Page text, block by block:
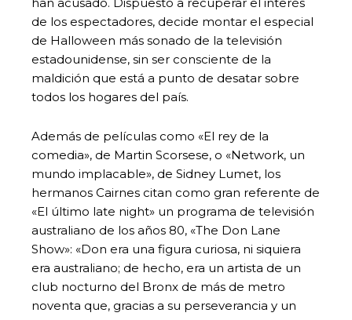
de los espectadores, decide montar el especial
de Halloween más sonado de la televisión
estadounidense, sin ser consciente de la
maldición que está a punto de desatar sobre
todos los hogares del país.
Además de películas como «El rey de la
comedia», de Martin Scorsese, o «Network, un
mundo implacable», de Sidney Lumet, los
hermanos Cairnes citan como gran referente de
«El último late night» un programa de televisión
australiano de los años 80, «The Don Lane
Show»: «Don era una figura curiosa, ni siquiera
era australiano; de hecho, era un artista de un
club nocturno del Bronx de más de metro
noventa que, gracias a su perseverancia y un